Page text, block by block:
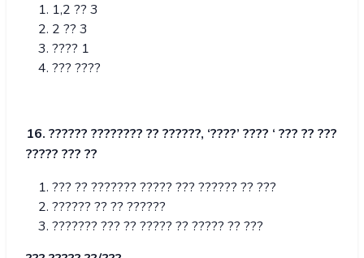
1,2 ?? 3
2 ?? 3
???? 1
??? ????
16. ?????? ???????? ?? ??????, ‘????’ ???? ‘ ??? ?? ???
????? ??? ??
??? ?? ??????? ????? ??? ?????? ?? ???
?????? ?? ?? ??????
??????? ??? ?? ????? ?? ????? ?? ???